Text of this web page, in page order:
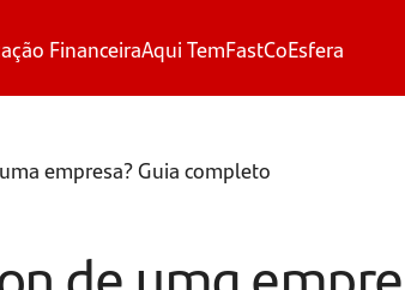
FinanceiraAqui TemFastCoEsfera
empresa? Guia completo